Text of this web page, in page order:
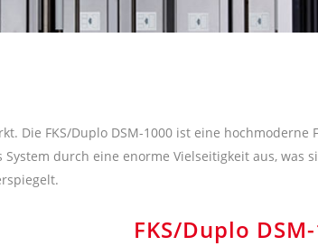
Die FKS/Duplo DSM-1000 ist eine
durch eine enorme Vielseitigkeit aus, was
FKS/Duplo